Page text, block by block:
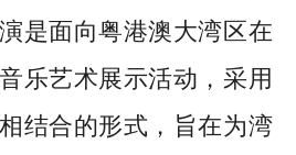
是面向粤港澳大湾区在
乐艺术展示活动，采用
结合的形式，旨在为湾